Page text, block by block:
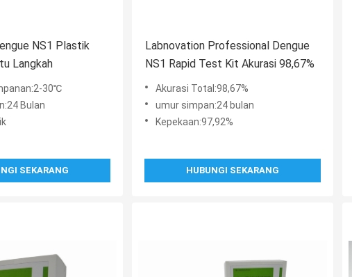
NS1 Plastik
Langkah
30℃
Bulan
SEKARANG
Labnovation Professional Dengue
NS1 Rapid Test Kit Akurasi 98,67%
Akurasi Total:98,67%
umur simpan:24 bulan
Kepekaan:97,92%
HUBUNGI SEKARANG